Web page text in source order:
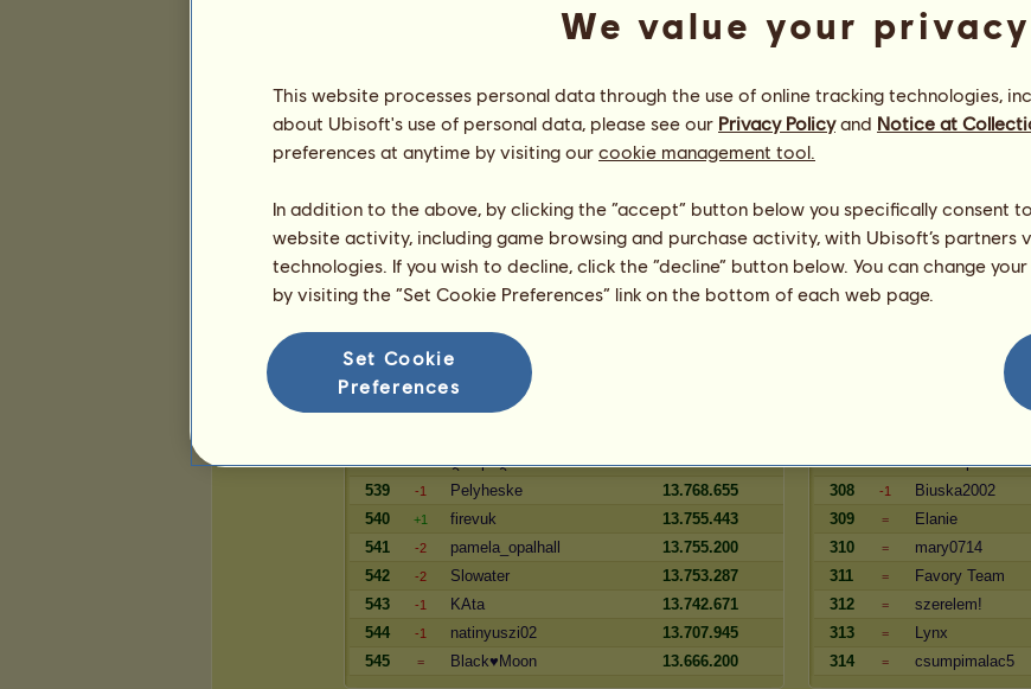
Játékos
Pénztartalék
526
+1 LucamanO
14.110.877
527
+1 nagyangiii
14.107.351
529
-5 mianzsu
14.087.363
530
= Viviv
14.073.185
531
= nymeria
14.019.147
532
= Sora416
14.016.799
534
535
nonamenatii
538
-1 ღHopeღ
13.856.128
539
-1 Pelyheske
13.768.655
540
+1 firevuk
13.755.443
541
-2 pamela_opalhall
13.755.200
542
-2 Slowater
13.753.287
543
-1 KAta
13.742.671
544
-1 natinyuszi02
13.707.945
545
= Black♥Moon 13.666.200
Rangidő
Játékos
295
= Lia97
298
+1 pepszin
299
-2 Asha Evergarden
300
= gacsivivi
301
= Marco
Feketepárduc6
307
+1 Csillámpor
308
-1 Biuska2002
309
= Elanie
310
= mary0714
311
= Favory Team
312
= szerelem!
313
= Lynx
314
= csumpimalac5
We value your privacy
This website processes personal data through the use of online tracking technologies,
about Ubisoft's use of personal data, please see our Privacy Policyand Notice at
preferences at anytime by visiting our cookie management tool.
In addition to the above, by clicking the “accept” button below you specifically consent
website activity, including game browsing and purchase activity, with Ubisoft’s partners
technologies. If you wish to decline, click the “decline” button below. You can change
by visiting the “Set Cookie Preferences” link on the bottom of each web page.
Set Cookie
Preferences